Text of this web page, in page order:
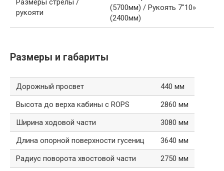
Размеры стрелы /
рукояти
(5700мм) / Рукоять 7″10»
(2400мм)
Размеры и габариты
Дорожный просвет
440 мм
Высота до верха кабины с ROPS
2860 мм
Ширина ходовой части
3080 мм
Длина опорной поверхности гусениц
3640 мм
Радиус поворота хвостовой части
2750 мм